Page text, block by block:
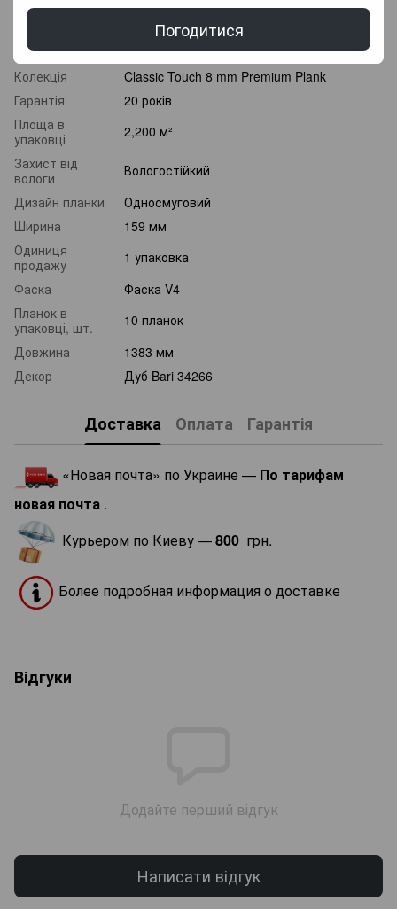
Погодитися
Товщина
8 мм
виробник
Колекція
Classic Touch 8 mm Premium Plank
Гарантія
20 років
Площа в
упаковці
2,200 м²
Захист від
вологи
Вологостійкий
Дизайн планки
Односмуговий
Ширина
159 мм
Одиниця
продажу
1 упаковка
Фаска
Фаска V4
Планок в
упаковці, шт.
10 планок
Довжина
1383 мм
Декор
Дуб Bari 34266
Доставка Оплата Гарантія
«Новая почта» по Украине — По тарифам
новая почта .
Курьером по Киеву —800 грн.
Более подробная информация о доставке
Відгуки
Додайте перший відгук
Написати відгук